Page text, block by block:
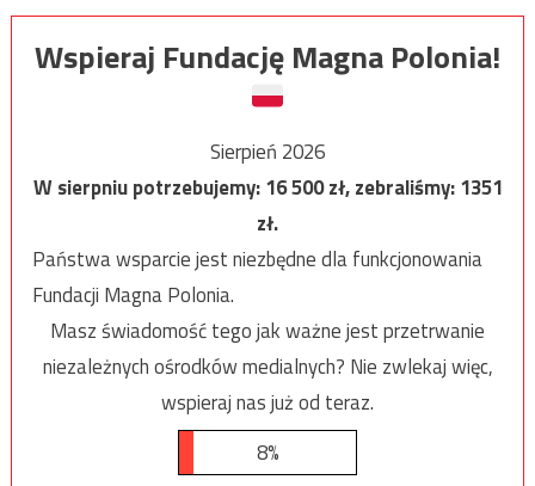
Wspieraj Fundację Magna Polonia!
Sierpień 2026
W sierpniu potrzebujemy:16 500zł, zebraliśmy:1351
zł.
Państwa wsparcie jest niezbędne dla funkcjonowania
Fundacji Magna Polonia.
Masz świadomość tego jak ważne jest przetrwanie
niezależnych ośrodków medialnych? Nie zwlekaj więc,
wspieraj nas już od teraz.
8%